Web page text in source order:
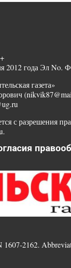
2012 года Эл No.
газета»
с разрешения
1607-2162.